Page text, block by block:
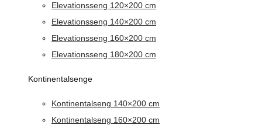
Elevationsseng 120×200 cm
Elevationsseng 140×200 cm
Elevationsseng 160×200 cm
Elevationsseng 180×200 cm
Kontinentalsenge
Kontinentalseng 140×200 cm
Kontinentalseng 160×200 cm